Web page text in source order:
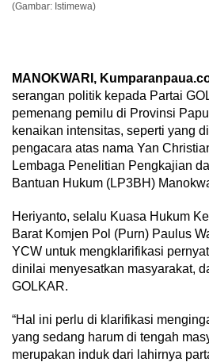
(Gambar: Istimewa)
MANOKWARI,
serangan politik kepada Partai
pemenang pemilu di Provinsi
kenaikan intensitas, seperti yang
pengacara atas nama Yan
Lembaga Penelitian Pengkajian
Bantuan Hukum (LP3BH)
Heriyanto, selalu Kuasa Hukum
Barat Komjen Pol (Purn) Paulus
YCW untuk mengklarifikasi
dinilai menyesatkan masyarakat,
GOLKAR.
“Hal ini perlu di klarifikasi
yang sedang harum di tengah
merupakan induk dari lahirnya